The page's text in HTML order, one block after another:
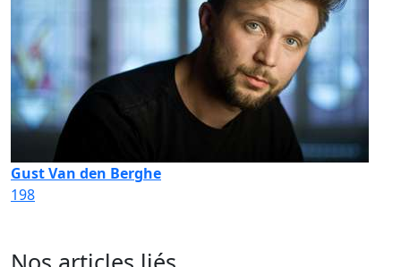
Gust Van den Berghe
198